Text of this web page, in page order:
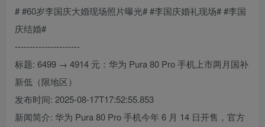
# #60岁李国庆大婚现场照片曝光# #李国庆婚礼现场# #李国
庆结婚#
----------------------
标题: 6499 → 4914 元：华为 Pura 80 Pro 手机上市两月国补
新低（限地区）
发布时间: 2025-08-17T17:52:55.853
新闻简介: 华为 Pura 80 Pro 手机今年 6 月 14 日开售，官方